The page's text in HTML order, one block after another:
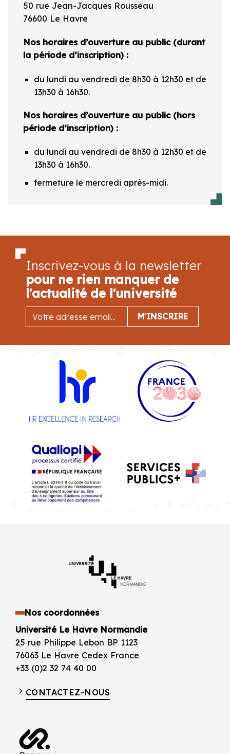
50 rue Jean-Jacques Rousseau
76600 Le Havre
Nos horaires d’ouverture au public (durant
la période d’inscription) :
du lundi au vendredi de 8h30 à 12h30 et de
13h30 à 16h30.
Nos horaires d’ouverture au public (hors
période d’inscription) :
du lundi au vendredi de 8h30 à 12h30 et de
13h30 à 16h30.
fermeture le mercredi après-midi.
Inscrivez-vous à la newsletter
pour ne rien manquer de
l'actualité de l'université
Nos coordonnées
Université Le Havre Normandie
25 rue Philippe Lebon BP 1123
76063 Le Havre Cedex France
+33 (0)2 32 74 40 00
CONTACTEZ-NOUS